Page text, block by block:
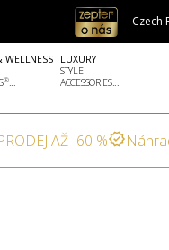
Czech
WELLNESS
®...
LUXURY
STYLE
ACCESSORIES...
AŽ -60 %